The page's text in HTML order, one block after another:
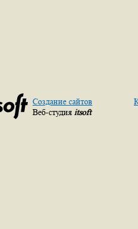
Создание сайтов
Веб-студия itsoft